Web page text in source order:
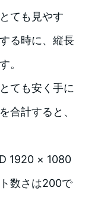
ても見やす
る時に、縦長
。
ても安く手に
合計すると、
1920 × 1080
数さは200で